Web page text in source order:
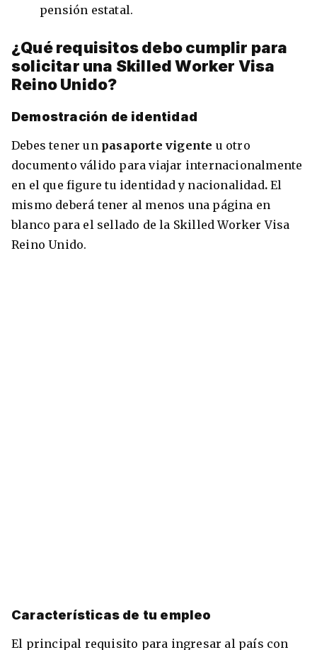
pensión estatal.
¿Qué requisitos debo cumplir para
solicitar una Skilled Worker Visa
Reino Unido?
Demostración de identidad
Debes tener un pasaporte vigente u otro
documento válido para viajar internacionalmente
en el que figure tu identidad y nacionalidad.El
mismo deberá tener al menos una página en
blanco para el sellado de la Skilled Worker Visa
Reino Unido.
Características de tu empleo
El principal requisito para ingresar al país con